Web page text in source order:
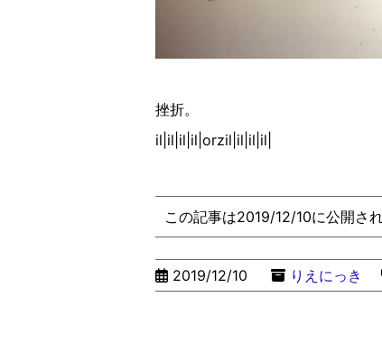
挫折。
il|il|il|il|orzil|il|il|il|
この記事は2019/12/10に公開さ
2019/12/10 りえにっき